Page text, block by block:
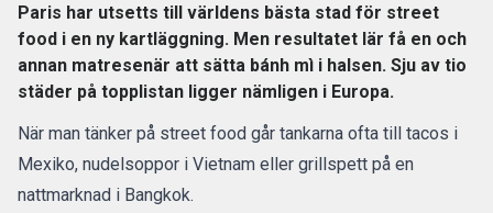
Paris har utsetts till världens bästa stad för street
food i en ny kartläggning. Men resultatet lär få en och
annan matresenär att sätta bánh mì i halsen. Sju av tio
städer på topplistan ligger nämligen i Europa.
När man tänker på street food går tankarna ofta till tacos i
Mexiko, nudelsoppor i Vietnam eller grillspett på en
nattmarknad i Bangkok.